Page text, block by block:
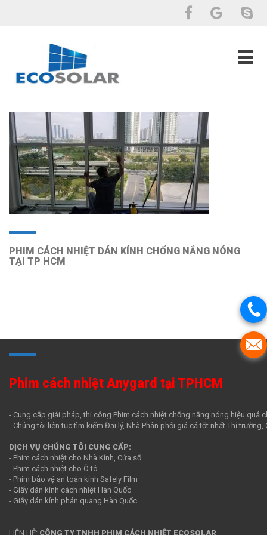
PHIM CÁCH NHIỆT DÁN KÍNH CHỐNG NẮNG NÓNG
TẠI TP HCM
Phim cách nhiệt Anygard tại TPHCM
- Cung cấp giải pháp, thi công Phim cách nhiệt chống nắng nóng hiệu quả
- Chúng tôi liên tục tìm kiếm Đại lý, Nhà Phân phối giá cả tốt nhất Thị trường,
DỊCH VỤ CHÚNG TÔI CUNG CẤP:
- Phim cách nhiệt cho Nhà Kính, Cửa sổ
- Phim cách nhiệt cho Ô tô
- Phim bảo vệ an toàn kính Safely Film
- Giấy dán kính cách nhiệt Hàn Quốc
- Giấy dán kính phản quang Hàn Quốc
LIÊN HỆ: CÔNG TY TNHH PHIM CÁCH NHIỆT ECOSOLAR